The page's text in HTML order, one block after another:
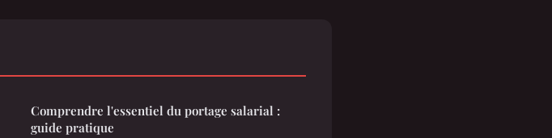
Comprendre l'essentiel du portage salarial :
guide pratique